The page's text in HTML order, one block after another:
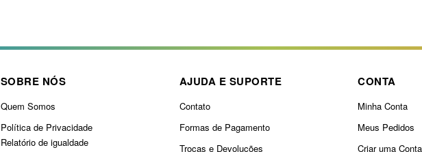
SOBRE NÓS
Quem Somos
Política de Privacidade
Relatório de igualdade
AJUDA E SUPORTE
Contato
Formas de Pagamento
Trocas e Devoluções
CONTA
Minha Conta
Meus Pedidos
Criar uma Conta